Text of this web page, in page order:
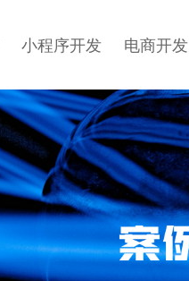
小程序开发 电商开发